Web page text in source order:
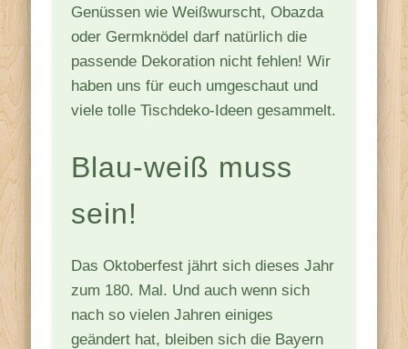
Genüssen wie Weißwurscht, Obazda
oder Germknödel darf natürlich die
passende Dekoration nicht fehlen! Wir
haben uns für euch umgeschaut und
viele tolle Tischdeko-Ideen gesammelt.
Blau-weiß muss
sein!
Das Oktoberfest jährt sich dieses Jahr
zum 180. Mal. Und auch wenn sich
nach so vielen Jahren einiges
geändert hat, bleiben sich die Bayern